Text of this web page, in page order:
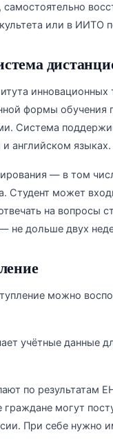
или в ИИТО
формы
Система
английском языках.
— в том
Студент может
на вопросы
не дольше двух
можно
учётные данные
по результатам
могут
При себе нужно